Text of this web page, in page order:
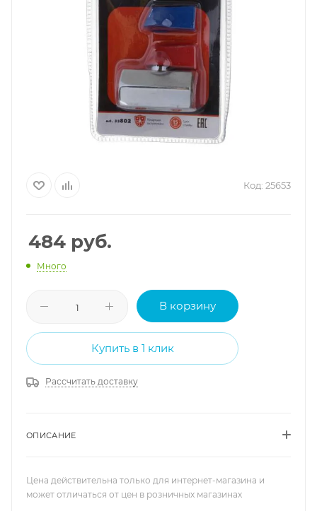
Код: 25653
484 руб.
Много
В корзину
Купить в 1 клик
Рассчитать доставку
ОПИСАНИЕ
Цена действительна только для интернет-магазина и
может отличаться от цен в розничных магазинах